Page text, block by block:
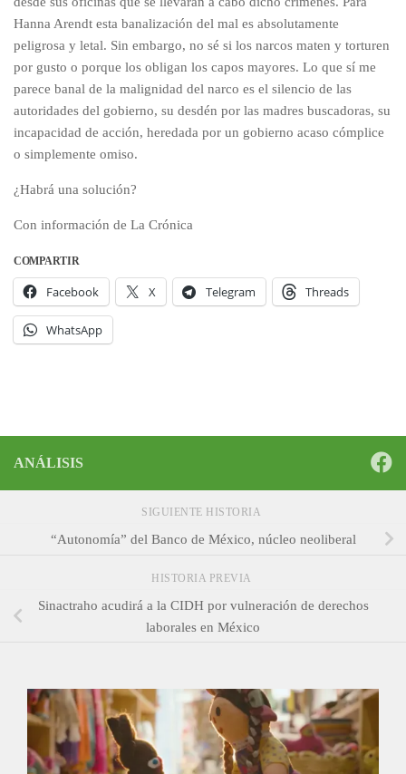
Hanna Arendt esta banalización del mal es absolutamente
peligrosa y letal. Sin embargo, no sé si los narcos maten y torturen
por gusto o porque los obligan los capos mayores. Lo que sí me
parece banal de la malignidad del narco es el silencio de las
autoridades del gobierno, su desdén por las madres buscadoras, su
incapacidad de acción, heredada por un gobierno acaso cómplice
o simplemente omiso.
¿Habrá una solución?
Con información de La Crónica
COMPARTIR
Facebook X Telegram Threads
WhatsApp
ANÁLISIS
SIGUIENTE HISTORIA
“Autonomía” del Banco de México, núcleo neoliberal
HISTORIA PREVIA
Sinactraho acudirá a la CIDH por vulneración de derechos
laborales en México